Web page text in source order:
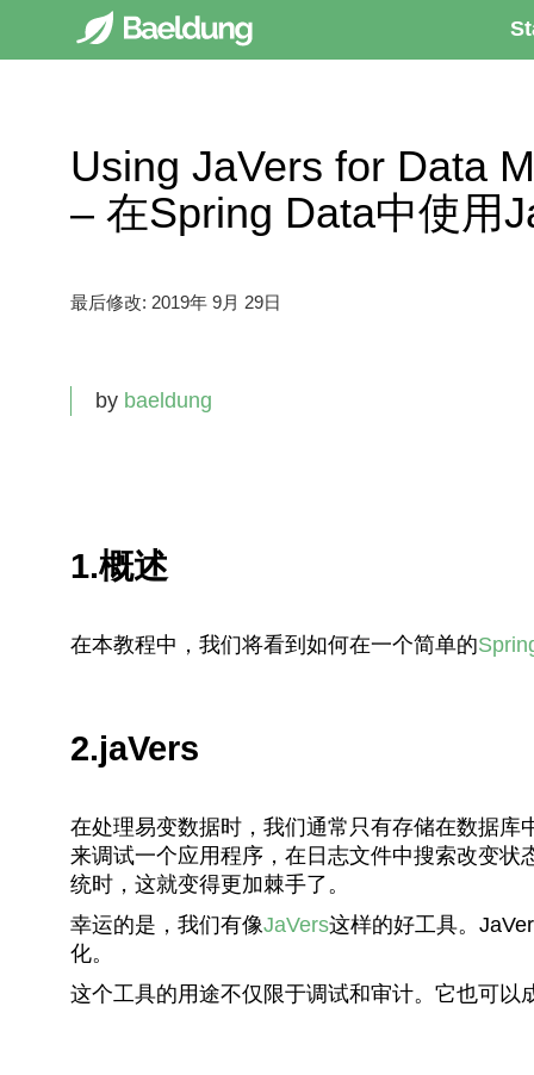
Using JaVers for Data
– 在Spring Data中使用
最后修改: 2019年 9月 29日
by baeldung
1.概述
在本教程中，我们将看到如何在一个简单的
2.jaVers
在处理易变数据时，我们通常只有存储在数据
来调试一个应用程序，在日志文件中搜索改变
统时，这就变得更加棘手了。
幸运的是，我们有像JaVers这样的好工具。
化。
这个工具的用途不仅限于调试和审计。它也可